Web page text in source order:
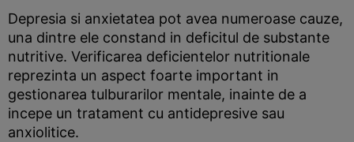
Depresia si anxietatea pot avea numeroase cauze,
una dintre ele constand in deficitul de substante
nutritive. Verificarea deficientelor nutritionale
reprezinta un aspect foarte important in
gestionarea tulburarilor mentale, inainte de a
incepe un tratament cu antidepresive sau
anxiolitice.